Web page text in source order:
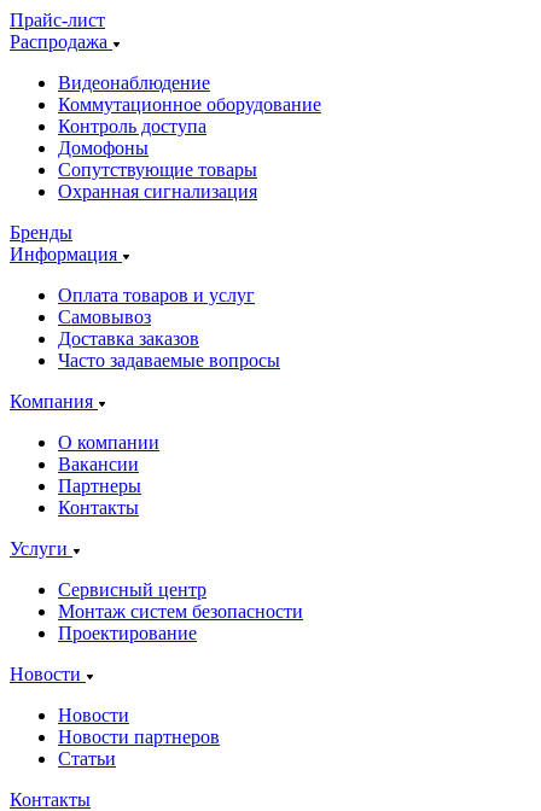
Прайс-лист
Распродажа
Видеонаблюдение
Коммутационное оборудование
Контроль доступа
Домофоны
Сопутствующие товары
Охранная сигнализация
Бренды
Информация
Оплата товаров и услуг
Самовывоз
Доставка заказов
Часто задаваемые вопросы
Компания
О компании
Вакансии
Партнеры
Контакты
Услуги
Сервисный центр
Монтаж систем безопасности
Проектирование
Новости
Новости
Новости партнеров
Статьи
Контакты